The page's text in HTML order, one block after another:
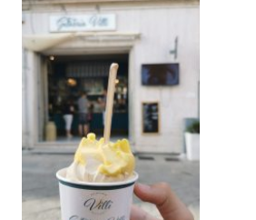
No Caption